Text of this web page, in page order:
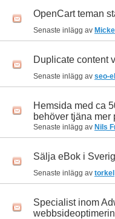
OpenCart teman
Senaste inlägg av Micke
Duplicate content
Senaste inlägg av seo-
Hemsida med ca
behöver tjäna mer
Senaste inlägg av Nils
Sälja eBok i
Senaste inlägg av torkel
Specialist inom